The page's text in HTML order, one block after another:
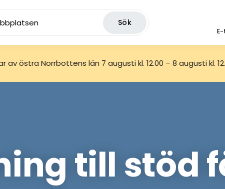
Sök
av östra Norrbottens län 7 augusti kl. 12.00 – 8 augusti kl.
till stöd